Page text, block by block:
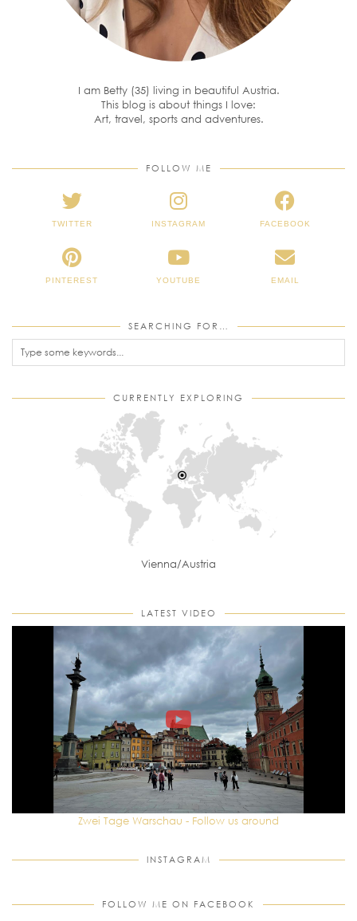
I am Betty (35) living in beautiful Austria.
This blog is about things I love:
Art, travel, sports and adventures.
FOLLOW ME
TWITTER INSTAGRAM FACEBOOK
PINTEREST YOUTUBE EMAIL
SEARCHING FOR…
CURRENTLY EXPLORING
Vienna/Austria
LATEST VIDEO
Zwei Tage Warschau - Follow us around
INSTAGRAM
FOLLOW ME ON FACEBOOK